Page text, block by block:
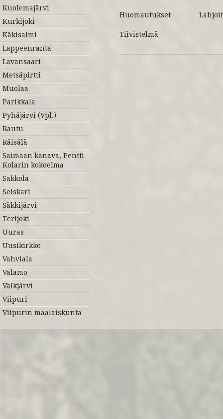
Kuolemajärvi
Kurkijoki
Käkisalmi
Lappeenranta
Lavansaari
Metsäpirtti
Muolaa
Parikkala
Pyhäjärvi (Vpl.)
Rautu
Räisälä
Saimaan kanava, Pentti
Kolarin kokoelma
Sakkola
Seiskari
Säkkijärvi
Terijoki
Uuras
Uusikirkko
Vahviala
Valamo
Valkjärvi
Viipuri
Viipurin maalaiskunta
Huomautukset
Tiivistelmä